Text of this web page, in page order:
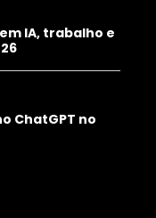
IA, trabalho e
ChatGPT no